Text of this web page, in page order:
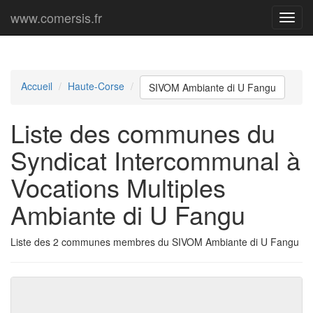
Menu
www.comersis.fr
Accueil Haute-Corse SIVOM Ambiante di U Fangu
Liste des communes du
Syndicat Intercommunal à
Vocations Multiples
Ambiante di U Fangu
Liste des 2 communes membres du SIVOM Ambiante di U Fangu